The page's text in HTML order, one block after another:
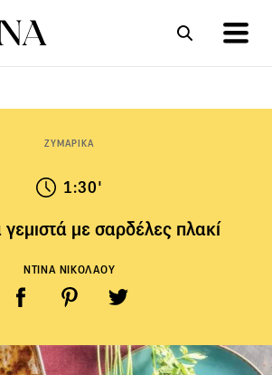
ΖΥΜΑΡΙΚΑ
1:30'
γεμιστά με σαρδέλες πλακί
ΝΤΙΝΑ ΝΙΚΟΛΑΟΥ